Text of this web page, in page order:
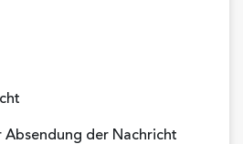
der Nachricht